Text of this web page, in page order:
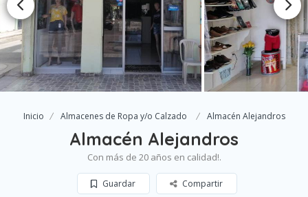
Inicio Almacenes de Ropa y/o Calzado Almacén Alejandros
Almacén Alejandros
Con más de 20 años en calidad!.
Guardar Compartir